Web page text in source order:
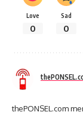
Love
0
Sad
0
thePONSEL.com